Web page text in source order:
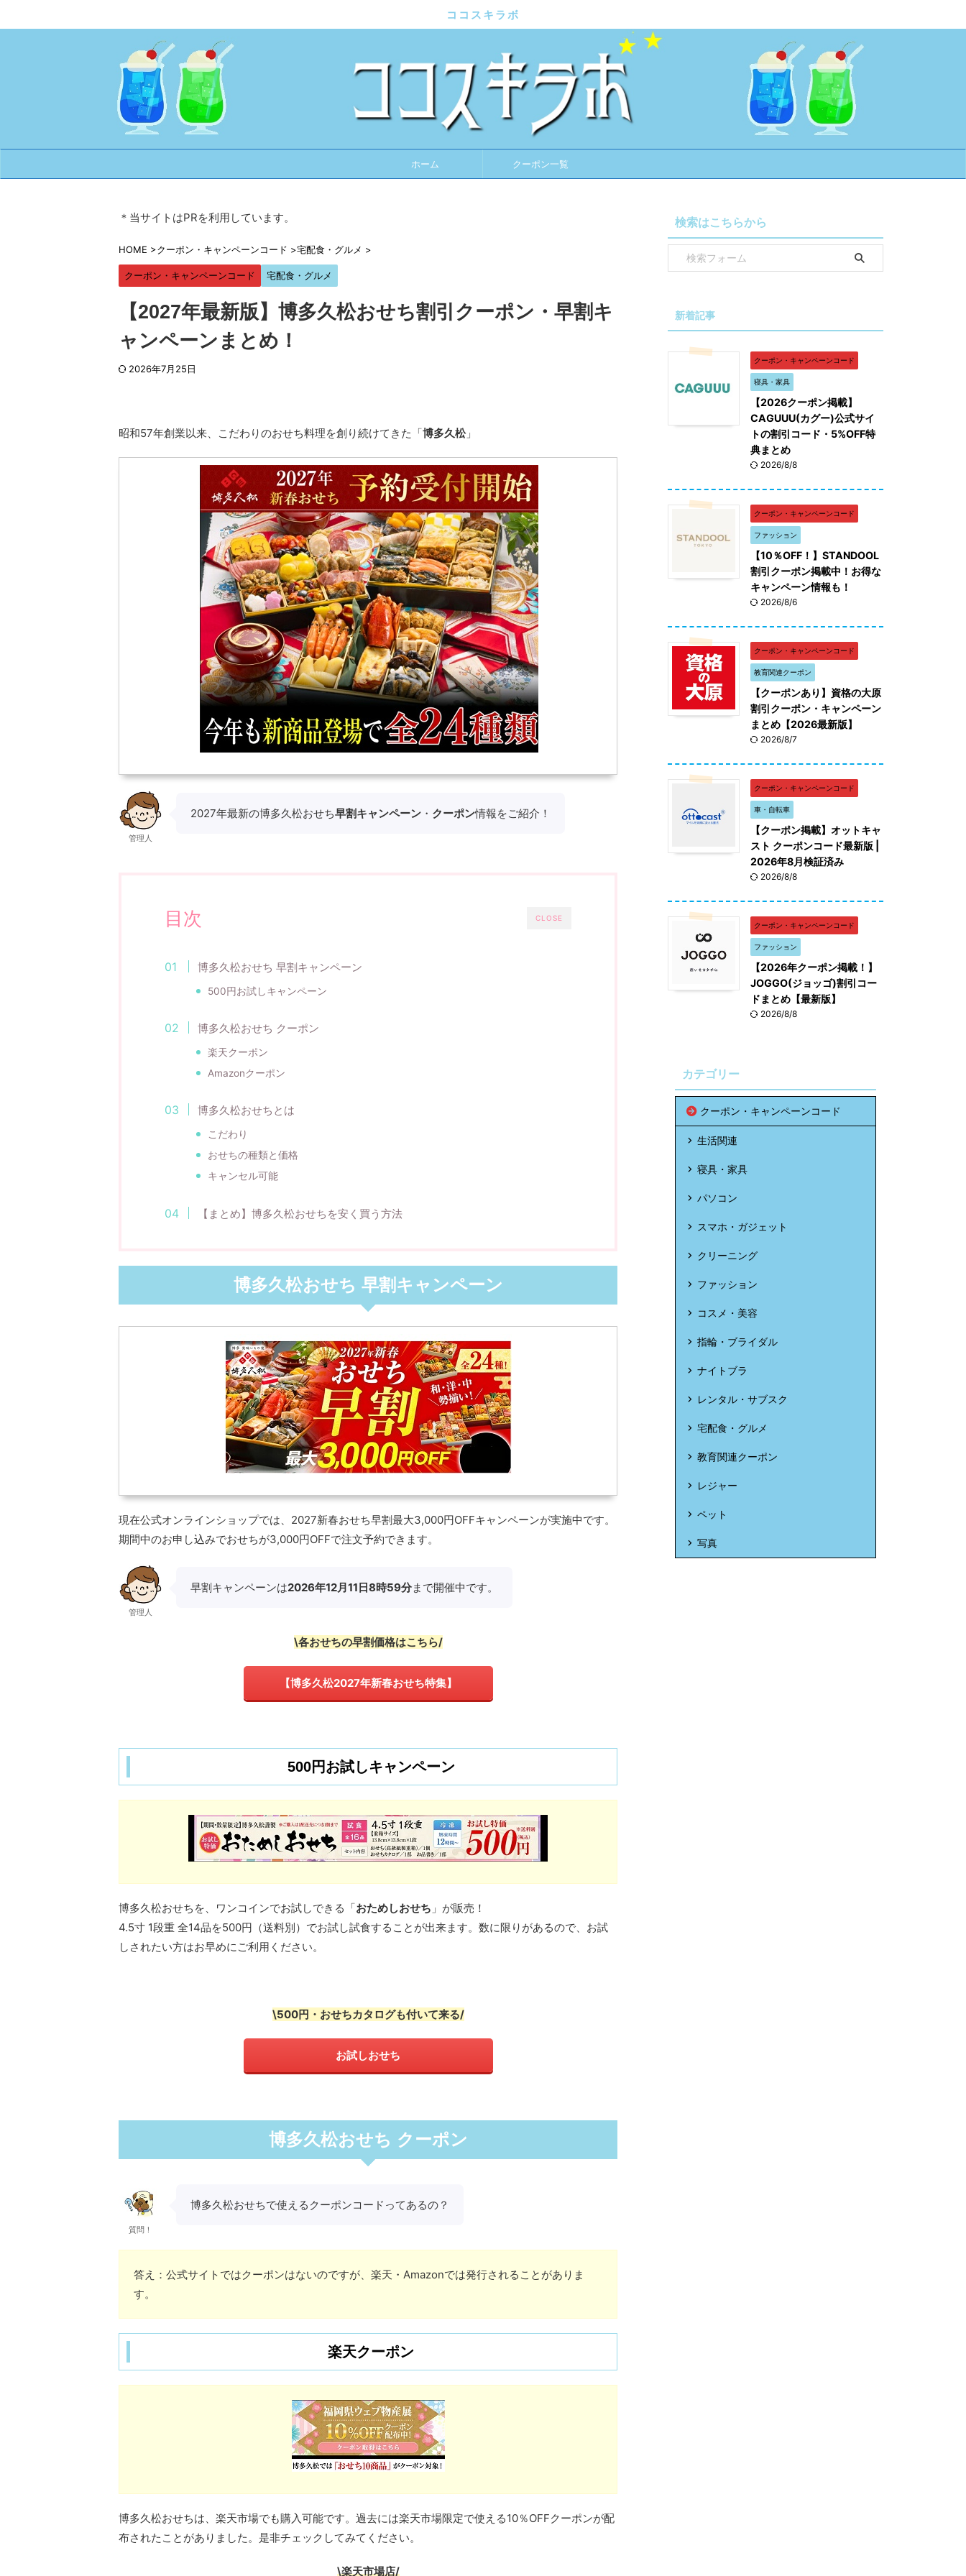
ココスキラボ
ホーム クーポン一覧
＊当サイトはPRを利用しています。
HOME >クーポン・キャンペーンコード >宅配食・グルメ >
クーポン・キャンペーンコード 宅配食・グルメ
【2027年最新版】博多久松おせち割引クーポン・早割キ
ャンペーンまとめ！
2026年7月25日
昭和57年創業以来、こだわりのおせち料理を創り続けてきた「博多久松」
管理人
2027年最新の博多久松おせち早割キャンペーン ・ クーポン情報をご紹介！
CLOSE
目次
博多久松おせち 早割キャンペーン
500円お試しキャンペーン
博多久松おせち クーポン
楽天クーポン
Amazonクーポン
博多久松おせちとは
こだわり
おせちの種類と価格
キャンセル可能
【まとめ】博多久松おせちを安く買う方法
博多久松おせち 早割キャンペーン
現在公式オンラインショップでは、2027新春おせち早割最大3,000円OFFキャンペーンが実施中です。
期間中のお申し込みでおせちが3,000円OFFで注文予約できます。
管理人
早割キャンペーンは2026年12月11日8時59分まで開催中です。
\各おせちの早割価格はこちら/
【博多久松2027年新春おせち特集】
500円お試しキャンペーン
博多久松おせちを、ワンコインでお試しできる「おためしおせち 」が販売！
4.5寸 1段重 全14品を500円（送料別）でお試し試食することが出来ます。数に限りがあるので、お試
しされたい方はお早めにご利用ください。
\500円・おせちカタログも付いて来る/
お試しおせち
博多久松おせち クーポン
質問！
博多久松おせちで使えるクーポンコードってあるの？
答え：公式サイトではクーポンはないのですが、楽天・Amazonでは発行されることがありま
す。
楽天クーポン
博多久松おせちは、楽天市場でも購入可能です。過去には楽天市場限定で使える10％OFFクーポンが配
布されたことがありました。是非チェックしてみてください。
\楽天市場店/
検索はこちらから
新着記事
クーポン・キャンペーンコード
寝具・家具
【2026クーポン掲載】
CAGUUU(カグー)公式サイ
トの割引コード・5%OFF特
典まとめ
2026/8/8
クーポン・キャンペーンコード
ファッション
【10％OFF！】STANDOOL
割引クーポン掲載中！お得な
キャンペーン情報も！
2026/8/6
クーポン・キャンペーンコード
教育関連クーポン
【クーポンあり】資格の大原
割引クーポン・キャンペーン
まとめ【2026最新版】
2026/8/7
クーポン・キャンペーンコード
車・自転車
【クーポン掲載】オットキャ
スト クーポンコード最新版 |
2026年8月検証済み
2026/8/8
クーポン・キャンペーンコード
ファッション
【2026年クーポン掲載！】
JOGGO(ジョッゴ)割引コー
ドまとめ【最新版】
2026/8/8
カテゴリー
クーポン・キャンペーンコード
生活関連
寝具・家具
パソコン
スマホ・ガジェット
クリーニング
ファッション
コスメ・美容
指輪・ブライダル
ナイトブラ
レンタル・サブスク
宅配食・グルメ
教育関連クーポン
レジャー
ペット
写真